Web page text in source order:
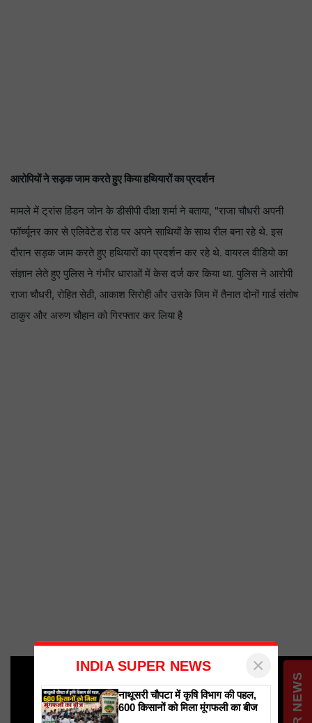
आरोपियों ने सड़क जाम करते हुए किया हथियारों का प्रदर्शन
मामले में ट्रांस हिंडन जोन के डीसीपी दीक्षा शर्मा ने बताया, "राजा चौधरी अपनी
फॉर्च्यूनर कार से एलिवेटेड रोड पर अपने साथियों के साथ रील बना रहे थे. इस
दौरान सड़क जाम करते हुए हथियारों का प्रदर्शन कर रहे थे. वायरल वीडियो का
संज्ञान लेते हुए पुलिस ने गंभीर धाराओं में केस दर्ज कर किया था. पुलिस ने आरोपी
राजा चौधरी, रोहित सेठी, आकाश सिरोही और उसके जिम में तैनात दोनों गार्ड संतोष
ठाकुर और अरुण चौहान को गिरफ्तार कर लिया है
INDIA SUPER NEWS ×
नाथूसरी चौपटा में कृषि विभाग की पहल,
600 किसानों को मिला मूंगफली का बीज